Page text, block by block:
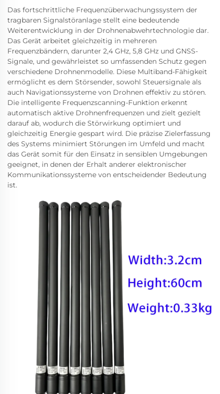
Das fortschrittliche Frequenzüberwachungssystem der
tragbaren Signalstöranlage stellt eine bedeutende
Weiterentwicklung in der Drohnenabwehrtechnologie dar.
Das Gerät arbeitet gleichzeitig in mehreren
Frequenzbändern, darunter 2,4 GHz, 5,8 GHz und GNSS-
Signale, und gewährleistet so umfassenden Schutz gegen
verschiedene Drohnenmodelle. Diese Multiband-Fähigkeit
ermöglicht es dem Störsender, sowohl Steuersignale als
auch Navigationssysteme von Drohnen effektiv zu stören.
Die intelligente Frequenzscanning-Funktion erkennt
automatisch aktive Drohnenfrequenzen und zielt gezielt
darauf ab, wodurch die Störwirkung optimiert und
gleichzeitig Energie gespart wird. Die präzise Zielerfassung
des Systems minimiert Störungen im Umfeld und macht
das Gerät somit für den Einsatz in sensiblen Umgebungen
geeignet, in denen der Erhalt anderer elektronischer
Kommunikationssysteme von entscheidender Bedeutung
ist.